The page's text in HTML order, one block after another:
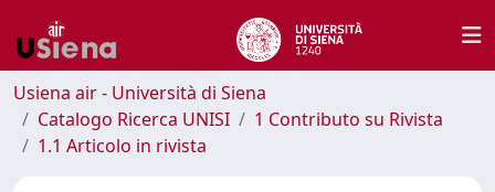
Usiena air - Università di Siena
Catalogo Ricerca UNISI
1 Contributo su Rivista
1.1 Articolo in rivista